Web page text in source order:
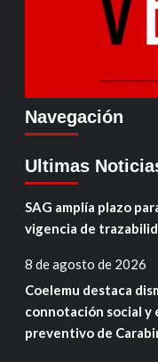
Navegación
Ultimas
SAG amplía plazo
vigencia de
8 de agosto de 2026
Coelemu destaca
connotación social y
preventivo de